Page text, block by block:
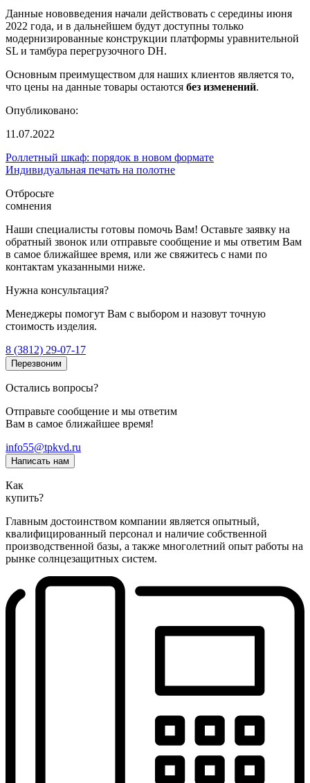
Данные нововведения начали действовать с середины июня
2022 года, и в дальнейшем будут доступны только
модернизированные конструкции платформы уравнительной
SL и тамбура перегрузочного DH.
Основным преимуществом для наших клиентов является то,
что цены на данные товары остаются без изменений.
Опубликовано:
11.07.2022
Роллетный шкаф: порядок в новом формате
Индивидуальная печать на полотне
Отбросьте
сомнения
Наши специалисты готовы помочь Вам! Оставьте заявку на
обратный звонок или отправьте сообщение и мы ответим Вам
в самое ближайшее время, или же свяжитесь с нами по
контактам указанными ниже.
Нужна консультация?
Менеджеры помогут Вам с выбором и назовут точную
стоимость изделия.
8 (3812) 29-07-17
Перезвоним
Остались вопросы?
Отправьте сообщение и мы ответим
Вам в самое ближайшее время!
info55@tpkvd.ru
Написать нам
Как
купить?
Главным достоинством компании является опытный,
квалифицированный персонал и наличие собственной
производственной базы, а также многолетний опыт работы на
рынке солнцезащитных систем.